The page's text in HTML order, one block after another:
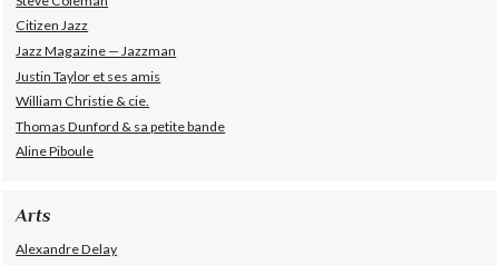
Citizen Jazz
Jazz Magazine — Jazzman
Justin Taylor et ses amis
William Christie & cie.
Thomas Dunford & sa petite bande
Aline Piboule
Arts
Alexandre Delay